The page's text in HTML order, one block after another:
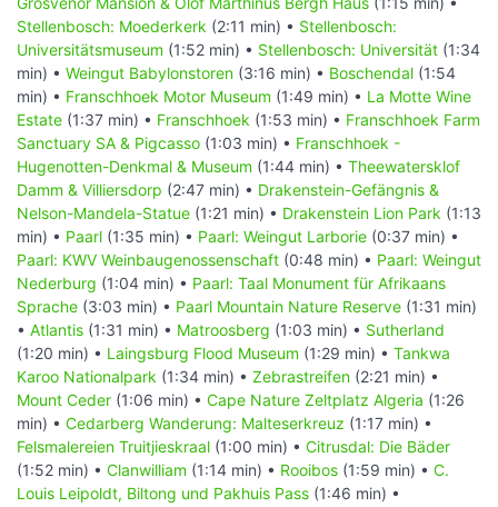
Stellenbosch: Moederkerk (2:11 min) • Stellenbosch:
Universitätsmuseum (1:52 min) • Stellenbosch: Universität (1:34
min) • Weingut Babylonstoren (3:16 min) • Boschendal (1:54
min) • Franschhoek Motor Museum (1:49 min) • La Motte Wine
Estate (1:37 min) • Franschhoek (1:53 min) • Franschhoek Farm
Sanctuary SA & Pigcasso (1:03 min) • Franschhoek -
Hugenotten-Denkmal & Museum (1:44 min) • Theewatersklof
Damm & Villiersdorp (2:47 min) • Drakenstein-Gefängnis &
Nelson-Mandela-Statue (1:21 min) • Drakenstein Lion Park (1:13
min) • Paarl (1:35 min) • Paarl: Weingut Larborie (0:37 min) •
Paarl: KWV Weinbaugenossenschaft (0:48 min) • Paarl: Weingut
Nederburg (1:04 min) • Paarl: Taal Monument für Afrikaans
Sprache (3:03 min) • Paarl Mountain Nature Reserve (1:31 min)
• Atlantis (1:31 min) • Matroosberg (1:03 min) • Sutherland
(1:20 min) • Laingsburg Flood Museum (1:29 min) • Tankwa
Karoo Nationalpark (1:34 min) • Zebrastreifen (2:21 min) •
Mount Ceder (1:06 min) • Cape Nature Zeltplatz Algeria (1:26
min) • Cedarberg Wanderung: Malteserkreuz (1:17 min) •
Felsmalereien Truitjieskraal (1:00 min) • Citrusdal: Die Bäder
(1:52 min) • Clanwilliam (1:14 min) • Rooibos (1:59 min) • C.
Louis Leipoldt, Biltong und Pakhuis Pass (1:46 min) •